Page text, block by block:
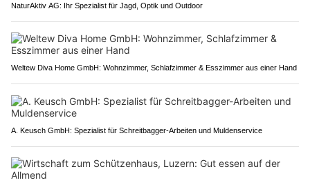
NaturAktiv AG: Ihr Spezialist für Jagd, Optik und Outdoor
Weltew Diva Home GmbH: Wohnzimmer, Schlafzimmer & Esszimmer aus einer Hand
A. Keusch GmbH: Spezialist für Schreitbagger-Arbeiten und Muldenservice